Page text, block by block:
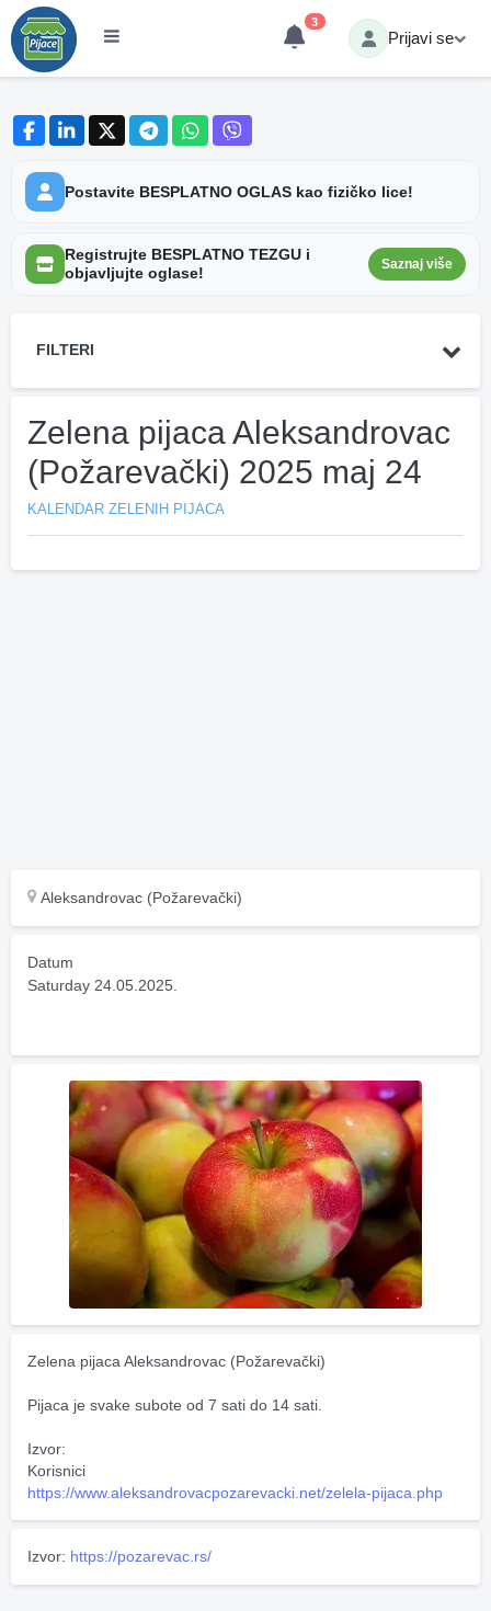
3
Prijavi se
Postavite BESPLATNO OGLAS kao fizičko lice!
Registrujte BESPLATNO TEZGU i
objavljujte oglase!
Saznaj više
FILTERI
Zelena pijaca Aleksandrovac
(Požarevački) 2025 maj 24
KALENDAR ZELENIH PIJACA
Aleksandrovac (Požarevački)
Datum
Saturday 24.05.2025.
Zelena pijaca Aleksandrovac (Požarevački)
Pijaca je svake subote od 7 sati do 14 sati.
Izvor:
Korisnici
https://www.aleksandrovacpozarevacki.net/zelela-pijaca.php
Izvor: https://pozarevac.rs/